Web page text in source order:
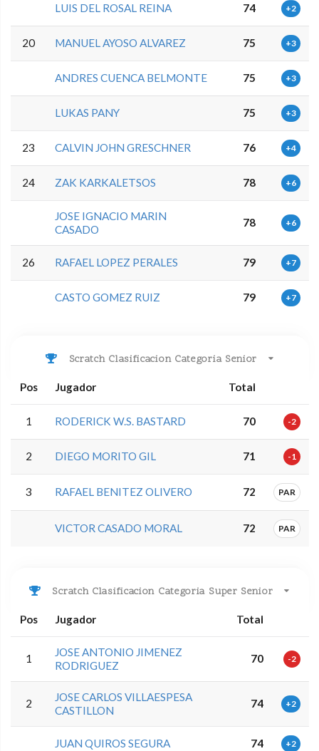
LUIS DEL ROSAL REINA 74 +2
20 MANUEL AYOSO ALVAREZ 75 +3
ANDRES CUENCA BELMONTE 75 +3
LUKAS PANY 75 +3
23 CALVIN JOHN GRESCHNER 76 +4
24 ZAK KARKALETSOS 78 +6
JOSE IGNACIO MARIN
CASADO
78 +6
26 RAFAEL LOPEZ PERALES 79 +7
CASTO GOMEZ RUIZ 79 +7
Scratch Clasificacion Categoria Senior
Pos Jugador Total
1 RODERICK W.S. BASTARD 70 -2
2 DIEGO MORITO GIL 71 -1
3 RAFAEL BENITEZ OLIVERO 72 PAR
VICTOR CASADO MORAL 72 PAR
Scratch Clasificacion Categoria Super Senior
Pos Jugador Total
1
JOSE ANTONIO JIMENEZ
RODRIGUEZ
70 -2
2
JOSE CARLOS VILLAESPESA
CASTILLON
74 +2
JUAN QUIROS SEGURA 74 +2